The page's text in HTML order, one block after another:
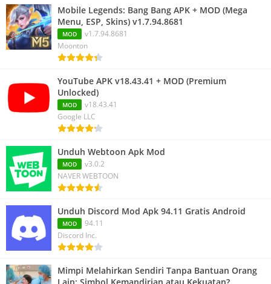
Mobile Legends: Bang Bang APK + MOD (Mega
Menu, ESP, Skins) v1.7.94.8681
MOD
v1.7.94.8681
Moonton
YouTube APK v18.43.41 + MOD (Premium
Unlocked)
MOD
v18.43.41
Google LLC
Unduh Webtoon Apk Mod
MOD
v3.0.2
NAVER WEBTOON
Unduh Discord Mod Apk 94.11 Gratis Android
MOD
94.11
Discord Inc.
Mimpi Melahirkan Sendiri Tanpa Bantuan Orang
Lain: Simbol Kemandirian atau Kekuatan?